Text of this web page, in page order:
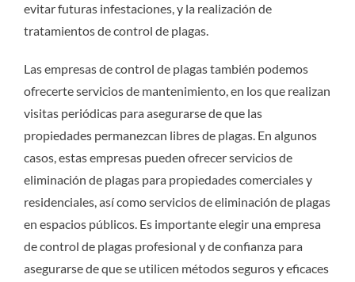
evitar futuras infestaciones, y la realización de
tratamientos de control de plagas.
Las empresas de control de plagas también podemos
ofrecerte servicios de mantenimiento, en los que realizan
visitas periódicas para asegurarse de que las
propiedades permanezcan libres de plagas. En algunos
casos, estas empresas pueden ofrecer servicios de
eliminación de plagas para propiedades comerciales y
residenciales, así como servicios de eliminación de plagas
en espacios públicos. Es importante elegir una empresa
de control de plagas profesional y de confianza para
asegurarse de que se utilicen métodos seguros y eficaces